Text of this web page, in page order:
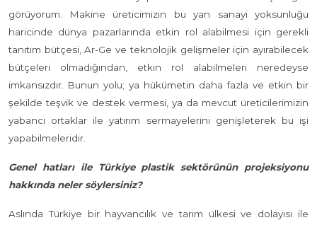
görüyorum. Makine üreticimizin bu yan sanayi yoksunluğu
haricinde dünya pazarlarında etkin rol alabilmesi için gerekli
tanıtım bütçesi, Ar-Ge ve teknolojik gelişmeler için ayırabilecek
bütçeleri olmadığından, etkin rol alabilmeleri neredeyse
imkansızdır. Bunun yolu; ya hükümetin daha fazla ve etkin bir
şekilde teşvik ve destek vermesi, ya da mevcut üreticilerimizin
yabancı ortaklar ile yatırım sermayelerini genişleterek bu işi
yapabilmeleridir.
Genel hatları ile Türkiye plastik sektörünün projeksiyonu
hakkında neler söylersiniz?
Aslında Türkiye bir hayvancılık ve tarım ülkesi ve dolayısı ile